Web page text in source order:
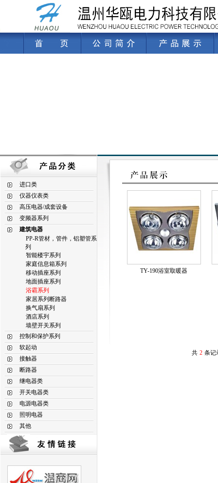
进口类
仪器仪表类
高压电器/成套设备
变频器系列
建筑电器
PP-R管材，管件，铝塑管系
列
智能楼宇系列
家庭信息箱系列
移动插座系列
地面插座系列
浴霸系列
家居系列断路器
换气扇系列
酒店系列
墙壁开关系列
控制和保护系列
软起动
接触器
断路器
继电器类
开关电器类
电源电器类
照明电器
其他
TY-190浴室取暖器
共 2 条记